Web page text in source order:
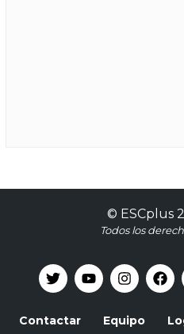
© ESCplus
Todos los
Contactar Equipo